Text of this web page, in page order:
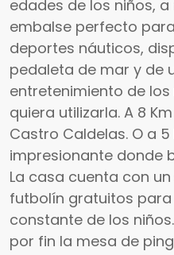
edades de los niños,
embalse perfecto
deportes náuticos,
pedaleta de mar y de
entretenimiento de
quiera utilizarla. A 8
Castro Caldelas. O a
impresionante donde
La casa cuenta con
futbolín gratuitos
constante de los
por fin la mesa de